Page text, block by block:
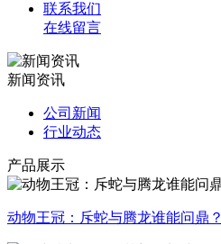
联系我们
在线留言
新闻资讯
公司新闻
行业动态
产品展示
动物王冠：斥蛇与腾龙谁能问鼎？